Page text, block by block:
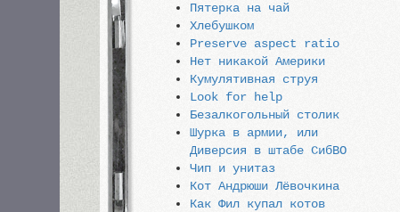
Пятерка на чай
Хлебушком
Preserve aspect ratio
Нет никакой Америки
Кумулятивная струя
Look for help
Безалкогольный столик
Шурка в армии, или
Диверсия в штабе СибВО
Чип и унитаз
Кот Андрюши Лёвочкина
Как Фил купал котов